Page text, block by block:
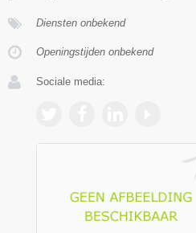
Diensten onbekend
Openingstijden onbekend
Sociale media: